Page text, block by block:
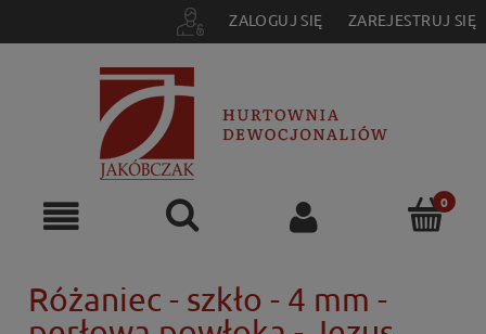
ZALOGUJ SIĘ ZAREJESTRUJ SIĘ
Różaniec - szkło - 4 mm -